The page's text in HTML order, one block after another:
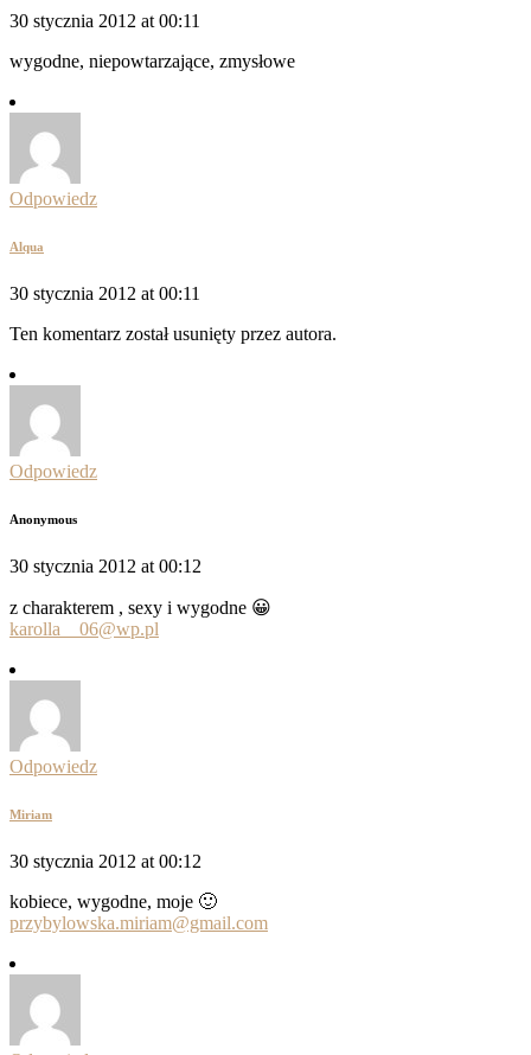
30 stycznia 2012 at 00:11
wygodne, niepowtarzające, zmysłowe
Odpowiedz
Alqua
30 stycznia 2012 at 00:11
Ten komentarz został usunięty przez autora.
Odpowiedz
Anonymous
30 stycznia 2012 at 00:12
z charakterem , sexy i wygodne 😀
karolla__06@wp.pl
Odpowiedz
Miriam
30 stycznia 2012 at 00:12
kobiece, wygodne, moje 🙂
przybylowska.miriam@gmail.com